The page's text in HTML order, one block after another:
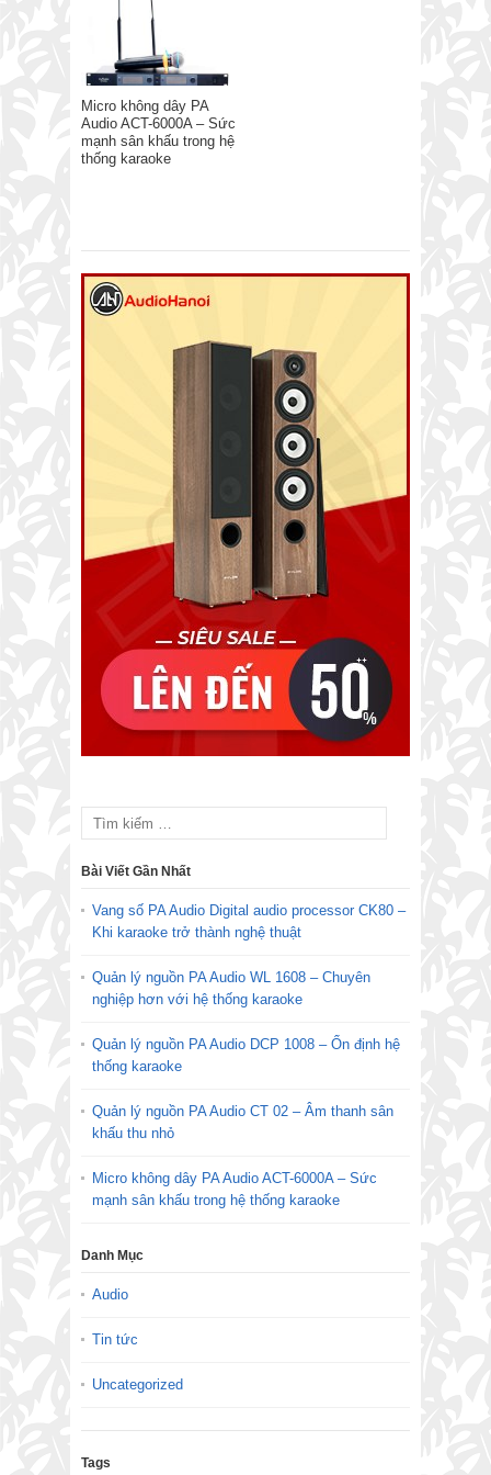
Micro không dây PA
Audio ACT-6000A – Sức
mạnh sân khấu trong hệ
thống karaoke
Bài Viết Gần Nhất
Vang số PA Audio Digital audio processor CK80 –
Khi karaoke trở thành nghệ thuật
Quản lý nguồn PA Audio WL 1608 – Chuyên
nghiệp hơn với hệ thống karaoke
Quản lý nguồn PA Audio DCP 1008 – Ổn định hệ
thống karaoke
Quản lý nguồn PA Audio CT 02 – Âm thanh sân
khấu thu nhỏ
Micro không dây PA Audio ACT-6000A – Sức
mạnh sân khấu trong hệ thống karaoke
Danh Mục
Audio
Tin tức
Uncategorized
Tags